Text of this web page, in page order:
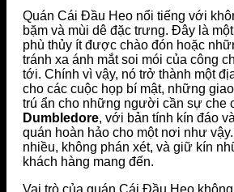
Quán Cái Đầu Heo nổi tiếng với
bặm và mùi dê đặc trưng. Đây là
phù thủy ít được chào đón hoặc
tránh xa ánh mắt soi mói của công
tới. Chính vì vậy, nó trở thành một
cho các cuộc họp bí mật, những
trú ẩn cho những người cần sự che
Dumbledore, với bản tính kín đáo
quán hoàn hảo cho một nơi như
nhiều, không phán xét, và giữ kín
khách hàng mang đến.
Vai trò của quán Cái Đầu Heo